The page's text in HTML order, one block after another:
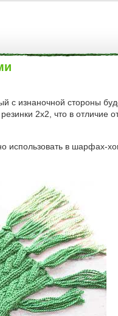
изнаночной стороны
2х2, что в отличие
в шарфах-